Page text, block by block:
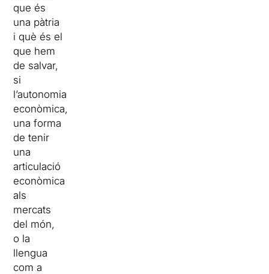
que és
una pàtria
i què és el
que hem
de salvar,
si
l’autonomia
econòmica,
una forma
de tenir
una
articulació
econòmica
als
mercats
del món,
o la
llengua
com a